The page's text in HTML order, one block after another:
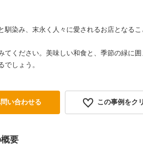
馴染み、末永く人々に愛されるお店となるこ
てください。美味しい和食と、季節の緑に
でしょう。
い合わせる この事例をク
要